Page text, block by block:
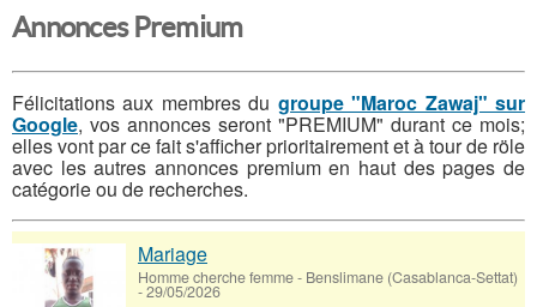
Annonces Premium
Félicitations aux membres du groupe "Maroc Zawaj" sur
Google, vos annonces seront "PREMIUM" durant ce mois;
elles vont par ce fait s'afficher prioritairement et à tour de röle
avec les autres annonces premium en haut des pages de
catégorie ou de recherches.
Mariage
Homme cherche femme- Benslimane (Casablanca-Settat)
-29/05/2026